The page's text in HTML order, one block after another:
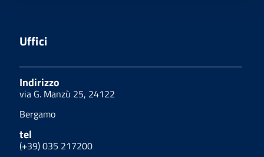
Uffici
Indirizzo
via G. Manzù 25, 24122
Bergamo
tel
(+39) 035 217200